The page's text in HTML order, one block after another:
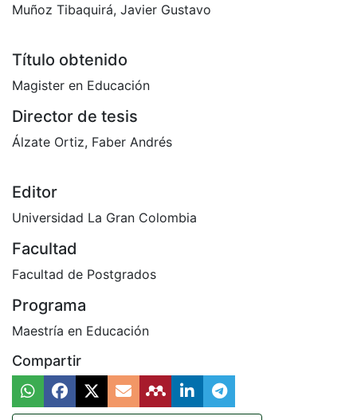
Muñoz Tibaquirá, Javier Gustavo
Título obtenido
Magister en Educación
Director de tesis
Álzate Ortiz, Faber Andrés
Editor
Universidad La Gran Colombia
Facultad
Facultad de Postgrados
Programa
Maestría en Educación
Compartir